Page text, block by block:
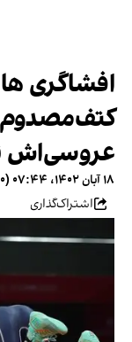
افشاگری
کتف‌مصدوم
عروسی‌اش
۱۸ آبان ۱۴۰۲، ۰۷:۴۴ (‎+۰ گرینویچ)
اشتراک‌گذاری